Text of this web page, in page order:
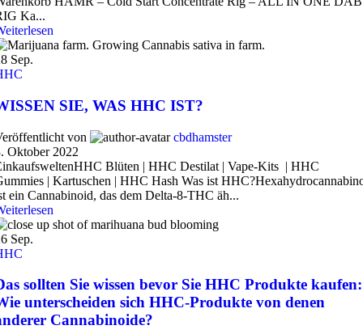
Ka...
Sep.
SIE, WAS HHC IST?
von
cbdhamster
Oktober 2022
Blüten | HHC Destilat | Vape-Kits | HHC
| Kartuschen | HHC Hash Was ist
ein Cannabinoid, das dem Delta-8-THC äh...
Sep.
sollten Sie wissen bevor Sie HHC Produkte kaufen:
unterscheiden sich HHC-Produkte von denen
Cannabinoide?